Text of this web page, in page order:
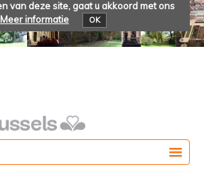
van deze site, gaat u akkoord met ons
Meer informatie OK